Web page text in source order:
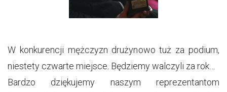
W konkurencji mężczyzn drużynowo tuż za podium,
niestety czwarte miejsce. Będziemy walczyli za rok…
Bardzo dziękujemy naszym reprezentantom